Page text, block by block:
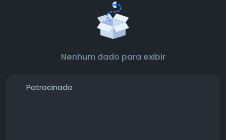
Nenhum dado para exibir
Patrocinado